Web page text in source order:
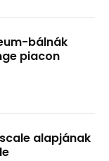
bálnák
piacon
alapjának